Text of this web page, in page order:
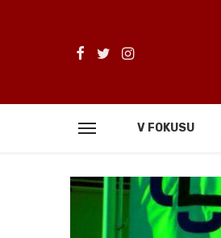
V FOKUSU